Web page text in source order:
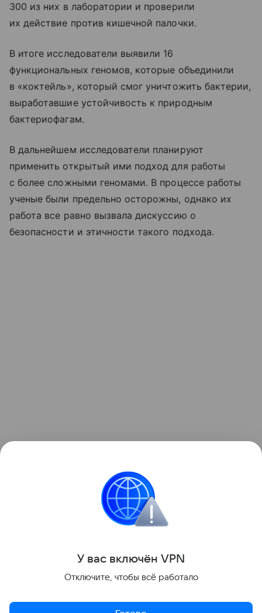
300 из них в лаборатории и проверили
их действие против кишечной палочки.
В итоге исследователи выявили 16
функциональных геномов, которые объединили
в «коктейль», который смог уничтожить бактерии,
выработавшие устойчивость к природным
бактериофагам.
В дальнейшем исследователи планируют
применить открытый ими подход для работы
с более сложными геномами. В процессе работы
ученые были предельно осторожны, однако их
работа все равно вызвала дискуссию о
безопасности и этичности такого подхода.
рассказывала
течение ковида пробуждает спящие вирусы.
У вас включён VPN
Отключите, чтобы всё работало